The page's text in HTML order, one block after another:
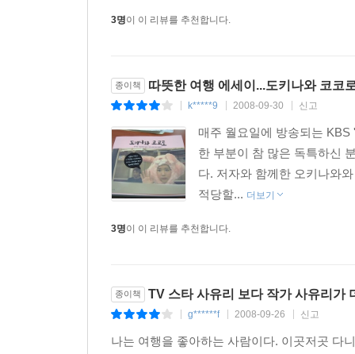
3명이 이 리뷰를 추천합니다.
종이책 따뜻한 여행 에세이...도키나와 코코
k*****9 2008-09-30 신고
매주 월요일에 방송되는
한 부분이 참 많은 독특하신
다. 저자와 함께한 오키나와
적당할... 더보기
3명이 이 리뷰를 추천합니다.
종이책 TV 스타 사유리 보다 작가 사유리가
g******f 2008-09-26 신고
나는 여행을 좋아하는 사람이다. 이곳저곳 다